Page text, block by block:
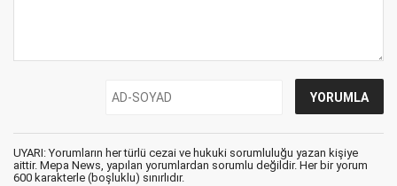
UYARI: Yorumların her türlü cezai ve hukuki sorumluluğu yazan kişiye
aittir. Mepa News, yapılan yorumlardan sorumlu değildir. Her bir yorum
600 karakterle (boşluklu) sınırlıdır.